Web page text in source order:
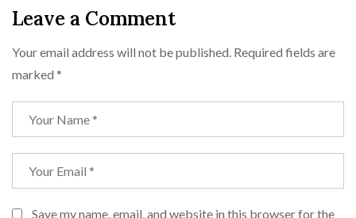
Leave a Comment
Your email address will not be published. Required fields are
marked *
Save my name, email, and website in this browser for the